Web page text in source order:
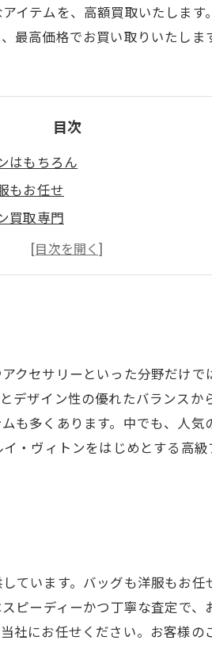
イテムを、高額買取いたしま
最高価格でお買い取りいたしま
目次
はもちろん
もお任せ
買取専門
もバッグも
ンスセール中
クセサリーといった分野だけ
ザイン性の優れたバランスか
も多くあります。中でも、人
・ヴィトンをはじめとする高
ています。バッグも洋服もお
ピーディーかつ丁寧な査定で
にお任せください。お客様の